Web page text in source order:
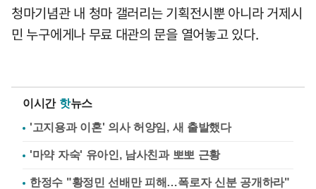
청마기념관 내 청마 갤러리는 기획전시뿐 아니라 거제시
민 누구에게나 무료 대관의 문을 열어놓고 있다.
이시간 핫뉴스
'고지용과 이혼' 의사 허양임, 새 출발했다
'마약 자숙' 유아인, 남사친과 뽀뽀 근황
한정수 "황정민 선배만 피해…폭로자 신분 공개하라"